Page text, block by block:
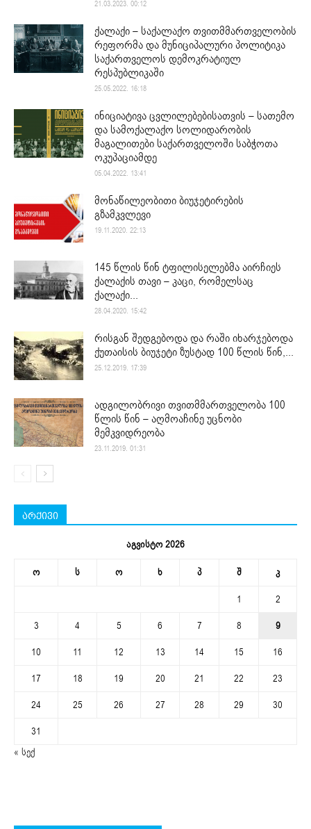
21.03.2023. 00:12
ქალაქი – საქალაქო თვითმმართველობის
რეფორმა და მუნიციპალური პოლიტიკა
საქართველოს დემოკრატიულ
რესპუბლიკაში
25.05.2022. 16:18
ინიციატივა ცვლილებებისათვის – სათემო
და სამოქალაქო სოლიდარობის
მაგალითები საქართველოში საბჭოთა
ოკუპაციამდე
05.04.2022. 13:41
მონაწილეობითი ბიუჯეტირების
გზამკვლევი
19.11.2020. 22:13
145 წლის წინ ტფილისელებმა აირჩიეს
ქალაქის თავი – კაცი, რომელსაც
ქალაქი...
28.04.2020. 15:42
რისგან შედგებოდა და რაში იხარჯებოდა
ქუთაისის ბიუჯეტი ზუსტად 100 წლის წინ,...
25.12.2019. 17:39
ადგილობრივი თვითმმართველობა 100
წლის წინ – აღმოაჩინე უცნობი
მემკვიდრეობა
23.11.2019. 01:31
არქივი
აგვისტო 2026
ო ს ო ხ პ შ კ
1
2
3
4 5 6 7 8
9
10
11 12 13 14 15
16
17
18 19 20 21 22
23
24
25 26 27 28 29
30
31
« სექ